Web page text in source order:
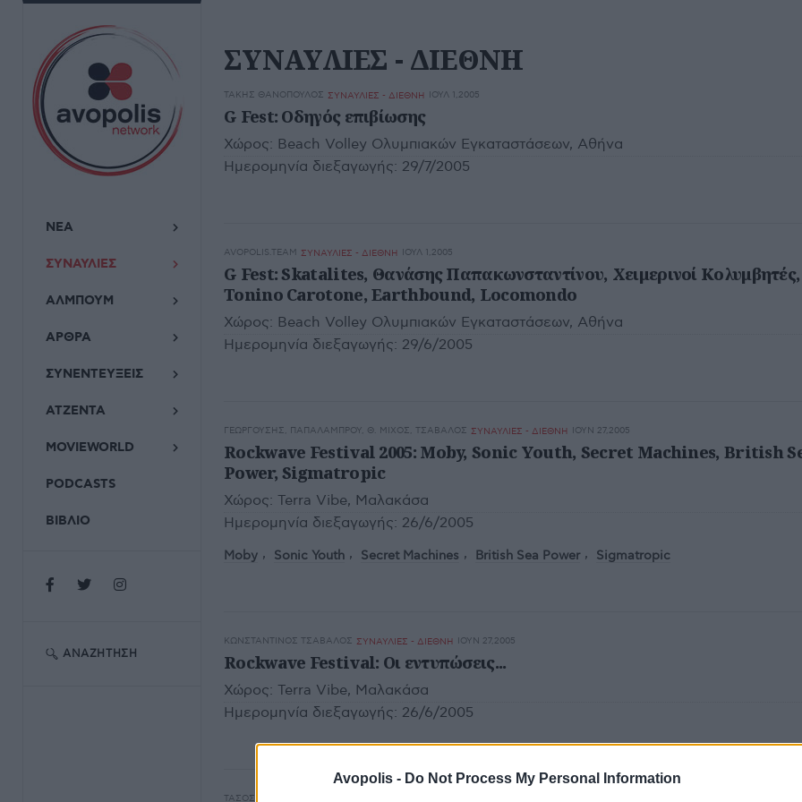
Avopolis - Do Not Process My Personal Information
ΝΕΑ
ΣΥΝΑΥΛΙΕΣ
ΑΛΜΠΟΥΜ
ΑΡΘΡΑ
ΣΥΝΕΝΤΕΥΞΕΙΣ
ΑΤΖΕΝΤΑ
MOVIEWORLD
PODCASTS
ΒΙΒΛΙΟ
ΑΝΑΖΉΤΗΣΗ
ΣΥΝΑΥΛΙΕΣ - ΔΙΕΘΝΗ
ΤΆΚΗΣ ΘΑΝΌΠΟΥΛΟΣ ΣΥΝΑΥΛΙΕΣ - ΔΙΕΘΝΗ ΙΟΥΛ 1,2005
G Fest: Οδηγός επιβίωσης
Χώρος: Beach Volley Ολυμπιακών Εγκαταστάσεων, Αθήνα
Ημερομηνία διεξαγωγής: 29/7/2005
AVOPOLIS.TEAM ΣΥΝΑΥΛΙΕΣ - ΔΙΕΘΝΗ ΙΟΥΛ 1,2005
G Fest: Skatalites, Θανάσης Παπακωνσταντίνου, Χειμερινοί Κολυμβητές,
Tonino Carotone, Earthbound, Locomondo
Χώρος: Beach Volley Ολυμπιακών Εγκαταστάσεων, Αθήνα
Ημερομηνία διεξαγωγής: 29/6/2005
ΓΕΩΡΓΟΎΣΗΣ, ΠΑΠΑΛΆΜΠΡΟΥ, Θ. ΜΊΧΟΣ, ΤΣΆΒΑΛΟΣ ΣΥΝΑΥΛΙΕΣ - ΔΙΕΘΝΗ ΙΟΥΝ 27,2005
Rockwave Festival 2005: Moby, Sonic Youth, Secret Machines, British
Power, Sigmatropic
Χώρος: Terra Vibe, Μαλακάσα
Ημερομηνία διεξαγωγής: 26/6/2005
Moby Sonic Youth Secret Machines British Sea Power Sigmatropic
ΚΩΝΣΤΑΝΤΊΝΟΣ ΤΣΆΒΑΛΟΣ ΣΥΝΑΥΛΙΕΣ - ΔΙΕΘΝΗ ΙΟΥΝ 27,2005
Rockwave Festival: Οι εντυπώσεις...
Χώρος: Terra Vibe, Μαλακάσα
Ημερομηνία διεξαγωγής: 26/6/2005
ΤΆΣΟΣ ΒΟΓΙΑΤΖΉΣ